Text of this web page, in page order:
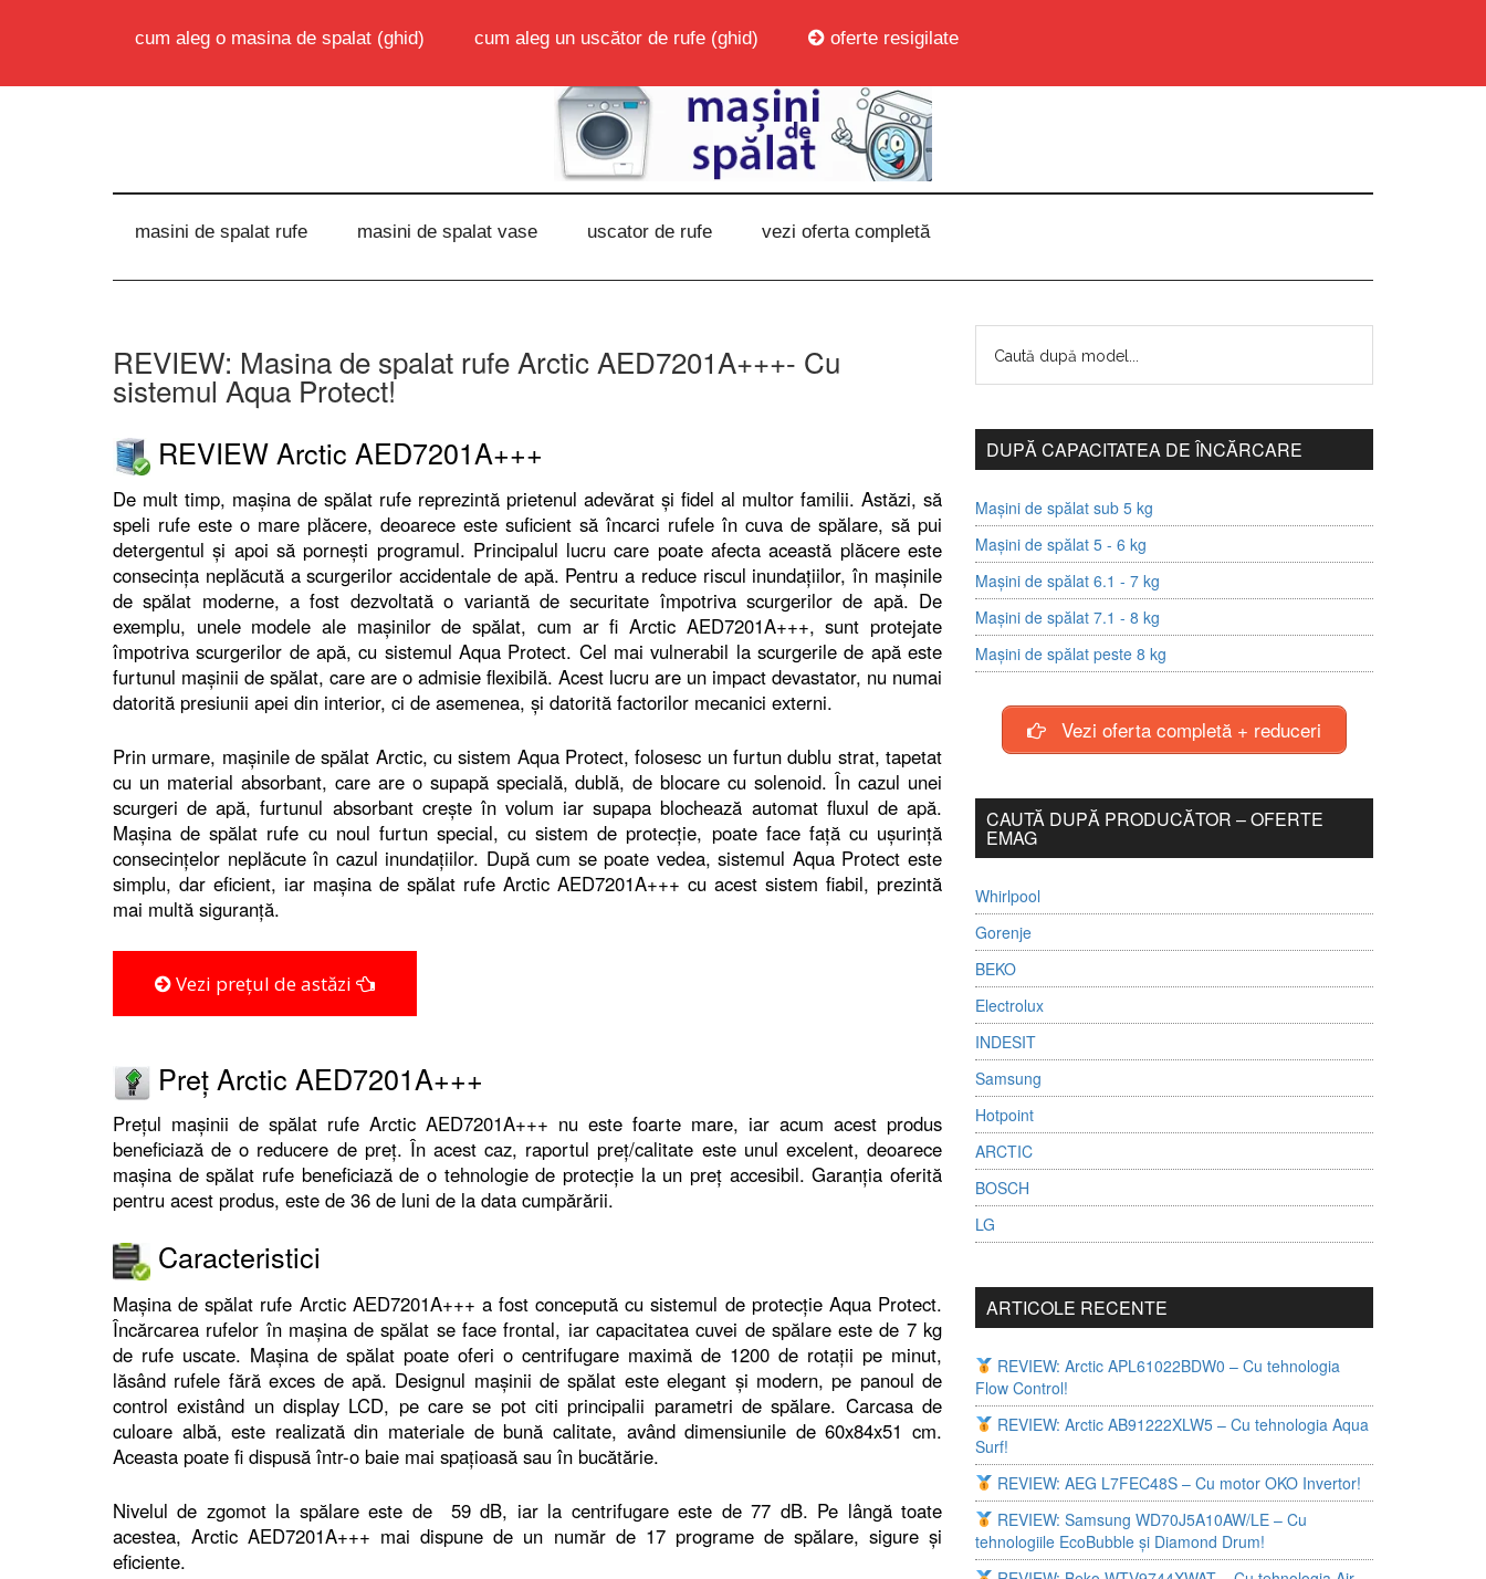
cum aleg o masina de spalat (ghid) cum aleg un uscător de rufe (ghid) oferte resigilate
masini de spalat rufe masini de spalat vase uscator de rufe vezi oferta completă
REVIEW: Masina de spalat rufe Arctic AED7201A+++- Cu
sistemul Aqua Protect!
REVIEW Arctic AED7201A+++
De mult timp, mașina de spălat rufe reprezintă prietenul adevărat și fidel al multor familii. Astăzi, să
speli rufe este o mare plăcere, deoarece este suficient să încarci rufele în cuva de spălare, să pui
detergentul și apoi să pornești programul. Principalul lucru care poate afecta această plăcere este
consecința neplăcută a scurgerilor accidentale de apă. Pentru a reduce riscul inundațiilor, în mașinile
de spălat moderne, a fost dezvoltată o variantă de securitate împotriva scurgerilor de apă. De
exemplu, unele modele ale mașinilor de spălat, cum ar fi Arctic AED7201A+++, sunt protejate
împotriva scurgerilor de apă, cu sistemul Aqua Protect. Cel mai vulnerabil la scurgerile de apă este
furtunul mașinii de spălat, care are o admisie flexibilă. Acest lucru are un impact devastator, nu numai
datorită presiunii apei din interior, ci de asemenea, și datorită factorilor mecanici externi.
Prin urmare, mașinile de spălat Arctic, cu sistem Aqua Protect, folosesc un furtun dublu strat, tapetat
cu un material absorbant, care are o supapă specială, dublă, de blocare cu solenoid. În cazul unei
scurgeri de apă, furtunul absorbant crește în volum iar supapa blochează automat fluxul de apă.
Mașina de spălat rufe cu noul furtun special, cu sistem de protecție, poate face față cu ușurință
consecințelor neplăcute în cazul inundațiilor. După cum se poate vedea, sistemul Aqua Protect este
simplu, dar eficient, iar mașina de spălat rufe Arctic AED7201A+++ cu acest sistem fiabil, prezintă
mai multă siguranță.
Vezi prețul de astăzi
Preț Arctic AED7201A+++
Prețul mașinii de spălat rufe Arctic AED7201A+++ nu este foarte mare, iar acum acest produs
beneficiază de o reducere de preț. În acest caz, raportul preț/calitate este unul excelent, deoarece
mașina de spălat rufe beneficiază de o tehnologie de protecție la un preț accesibil. Garanția oferită
pentru acest produs, este de 36 de luni de la data cumpărării.
Caracteristici
Mașina de spălat rufe Arctic AED7201A+++ a fost concepută cu sistemul de protecție Aqua Protect.
Încărcarea rufelor în mașina de spălat se face frontal, iar capacitatea cuvei de spălare este de 7 kg
de rufe uscate. Mașina de spălat poate oferi o centrifugare maximă de 1200 de rotații pe minut,
lăsând rufele fără exces de apă. Designul mașinii de spălat este elegant și modern, pe panoul de
control existând un display LCD, pe care se pot citi principalii parametri de spălare. Carcasa de
culoare albă, este realizată din materiale de bună calitate, având dimensiunile de 60x84x51 cm.
Aceasta poate fi dispusă într-o baie mai spațioasă sau în bucătărie.
Nivelul de zgomot la spălare este de 59 dB, iar la centrifugare este de 77 dB. Pe lângă toate
acestea, Arctic AED7201A+++ mai dispune de un număr de 17 programe de spălare, sigure și
eficiente.
DUPĂ CAPACITATEA DE ÎNCĂRCARE
Mașini de spălat sub 5 kg
Mașini de spălat 5 - 6 kg
Mașini de spălat 6.1 - 7 kg
Mașini de spălat 7.1 - 8 kg
Mașini de spălat peste 8 kg
Vezi oferta completă + reduceri
CAUTĂ DUPĂ PRODUCĂTOR – OFERTE
EMAG
Whirlpool
Gorenje
BEKO
Electrolux
INDESIT
Samsung
Hotpoint
ARCTIC
BOSCH
LG
ARTICOLE RECENTE
REVIEW: Arctic APL61022BDW0 – Cu tehnologia
Flow Control!
REVIEW: Arctic AB91222XLW5 – Cu tehnologia Aqua
Surf!
REVIEW: AEG L7FEC48S – Cu motor OKO Invertor!
REVIEW: Samsung WD70J5A10AW/LE – Cu
tehnologiile EcoBubble și Diamond Drum!